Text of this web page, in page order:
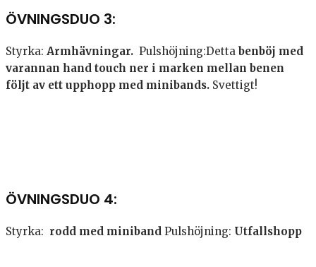
ÖVNINGSDUO 3:
Styrka: Armhävningar. Pulshöjning:Detta benböj med
varannan hand touch ner i marken mellan benen
följt av ett upphopp med minibands. Svettigt!
ÖVNINGSDUO 4:
Styrka: rodd med miniband Pulshöjning: Utfallshopp